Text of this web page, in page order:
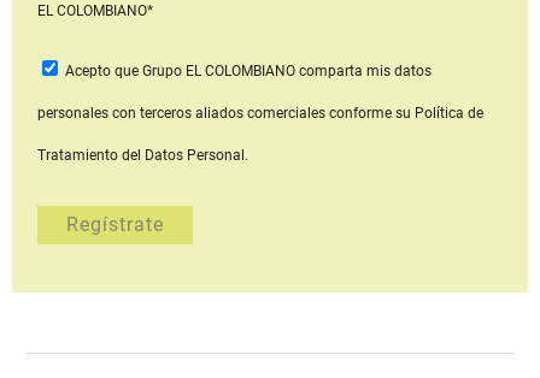
EL COLOMBIANO*
Acepto que Grupo EL COLOMBIANOcomparta mis datos
personales con terceros aliados comerciales conforme su Política de
Tratamiento del Datos Personal.